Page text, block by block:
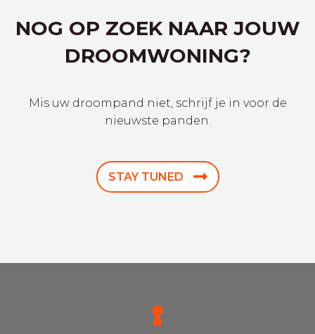
NOG OP ZOEK NAAR JOUW
DROOMWONING?
Mis uw droompand niet, schrijf je in voor de
nieuwste panden.
STAY TUNED